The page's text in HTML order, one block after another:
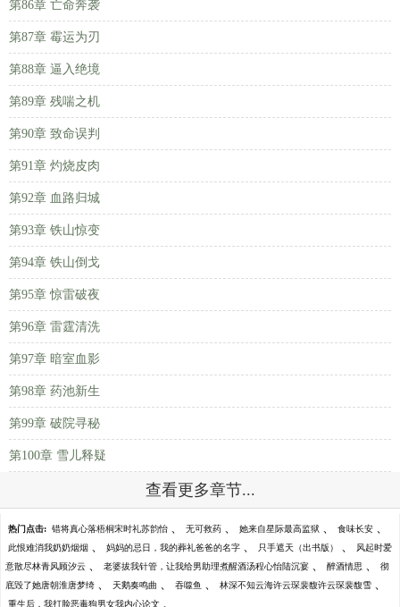
第86章 亡命奔袭
第87章 霉运为刃
第88章 逼入绝境
第89章 残喘之机
第90章 致命误判
第91章 灼烧皮肉
第92章 血路归城
第93章 铁山惊变
第94章 铁山倒戈
第95章 惊雷破夜
第96章 雷霆清洗
第97章 暗室血影
第98章 药池新生
第99章 破院寻秘
第100章 雪儿释疑
查看更多章节...
热门点击: 错将真心落梧桐宋时礼苏韵怡 、 无可救药 、 她来自星际最高监狱 、 食味长安 、
此恨难消我奶奶烟烟 、 妈妈的忌日，我的葬礼爸爸的名字 、 只手遮天（出书版） 、 风起时爱
意散尽林青风顾汐云 、 老婆拔我针管，让我给男助理煮醒酒汤程心怡陆沉宴 、 醉酒情思 、 彻
底毁了她唐朝淮唐梦绮 、 天鹅奏鸣曲 、 吞噬鱼 、 林深不知云海许云琛裴馥许云琛裴馥雪 、
重生后，我打脸恶毒狗男女我内心论文 、